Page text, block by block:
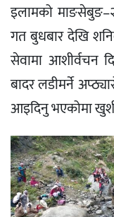
इलामको
गत बुधबार देखि
सेवामा आशीर्वचन
बादर लडीमर्ने
आइदिनु भएकोमा